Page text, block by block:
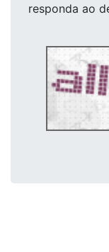
responda ao